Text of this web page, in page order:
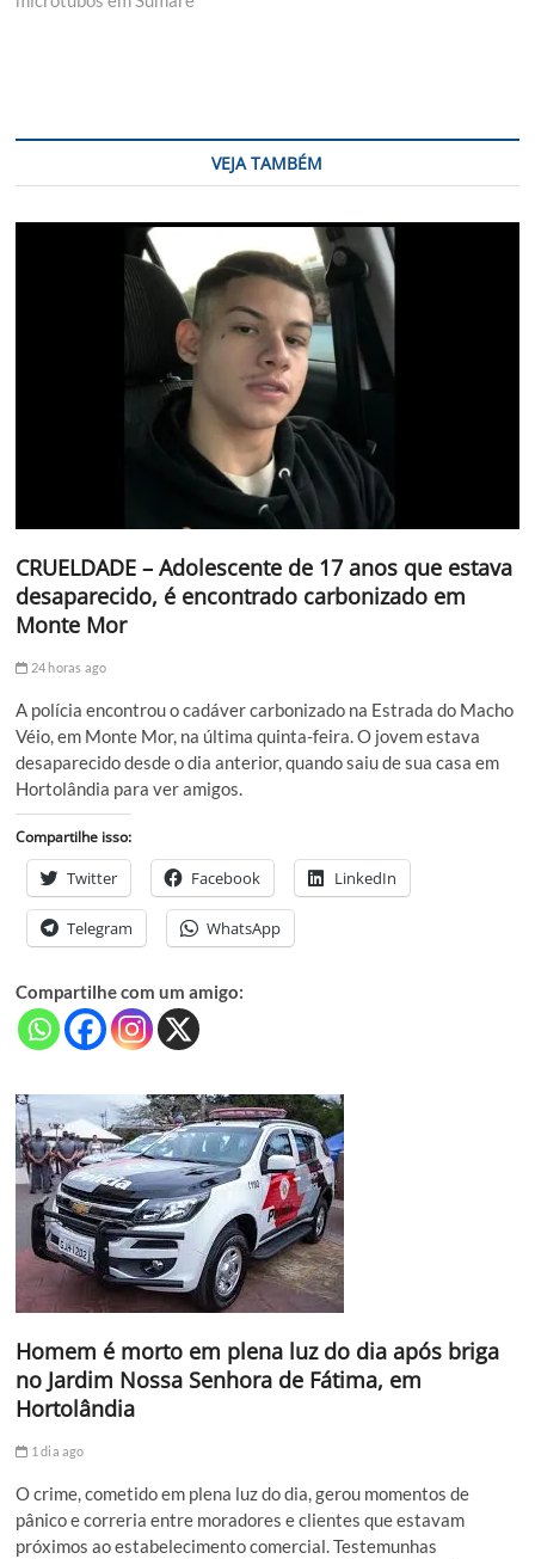
VEJA TAMBÉM
CRUELDADE – Adolescente de 17 anos que estava
desaparecido, é encontrado carbonizado em
Monte Mor
24 horas ago
A polícia encontrou o cadáver carbonizado na Estrada do Macho
Véio, em Monte Mor, na última quinta-feira. O jovem estava
desaparecido desde o dia anterior, quando saiu de sua casa em
Hortolândia para ver amigos.
Compartilhe isso:
Twitter Facebook LinkedIn
Telegram WhatsApp
Compartilhe com um amigo:
Homem é morto em plena luz do dia após briga
no Jardim Nossa Senhora de Fátima, em
Hortolândia
1 dia ago
O crime, cometido em plena luz do dia, gerou momentos de
pânico e correria entre moradores e clientes que estavam
próximos ao estabelecimento comercial. Testemunhas